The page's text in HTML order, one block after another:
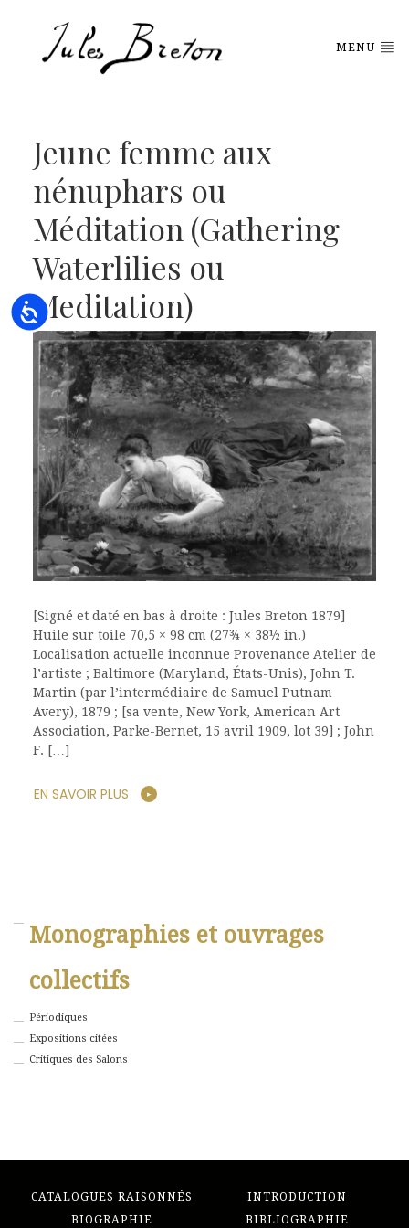
Accessibility
MENU
Jeune femme aux
nénuphars ou
Méditation (Gathering
Waterlilies ou
Meditation)
[Signé et daté en bas à droite : Jules Breton 1879]
Huile sur toile 70,5 × 98 cm (27¾ × 38½ in.)
Localisation actuelle inconnue Provenance Atelier de
l’artiste ; Baltimore (Maryland, États-Unis), John T.
Martin (par l’intermédiaire de Samuel Putnam
Avery), 1879 ; [sa vente, New York, American Art
Association, Parke-Bernet, 15 avril 1909, lot 39] ; John
F. […]
EN SAVOIR PLUS
Monographies et ouvrages
collectifs
Périodiques
Expositions citées
Critiques des Salons
CATALOGUES RAISONNÉS
INTRODUCTION
BIOGRAPHIE
BIBLIOGRAPHIE